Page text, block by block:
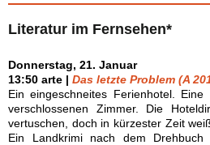
Literatur im Fernsehen*
Donnerstag, 21. Januar
13:50 arte | Das letzte Problem (A
Ein eingeschneites Ferienhotel.
verschlossenen Zimmer. Die
vertuschen, doch in kürzester Zeit
Ein Landkrimi nach dem Drehbuch